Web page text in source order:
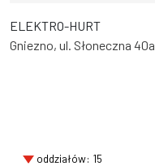
ELEKTRO-HURT
Gniezno, ul. Słoneczna 40a
oddziałów: 15